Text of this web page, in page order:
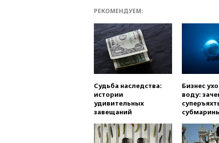
РЕКОМЕНДУЕМ:
Судьба наследства:
истории
удивительных
завещаний
Бизнес
воду: